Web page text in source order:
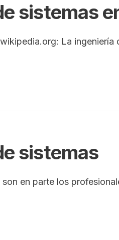
sistemas
La ingeniería
sistemas
en parte los